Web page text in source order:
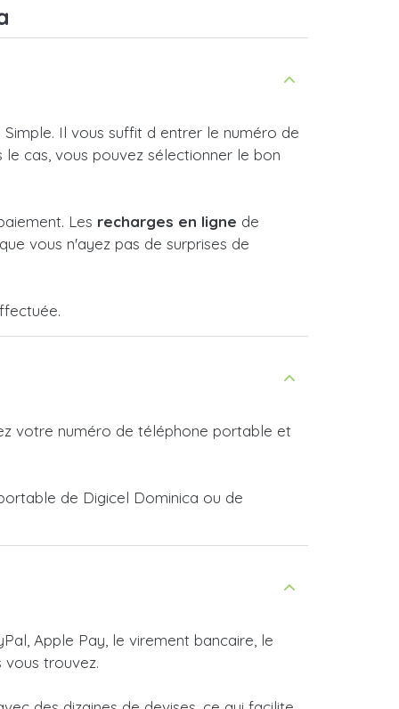
Il vous suffit d entrer le numéro de
cas, vous pouvez sélectionner le bon
Les recharges en ligne de
vous n'ayez pas de surprises de
votre numéro de téléphone portable et
de Digicel Dominica ou de
Apple Pay, le virement bancaire, le
trouvez.